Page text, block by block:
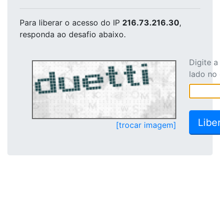
Para liberar o acesso do IP 216.73.216.30,
responda ao desafio abaixo.
[trocar imagem]
Digite
lado no